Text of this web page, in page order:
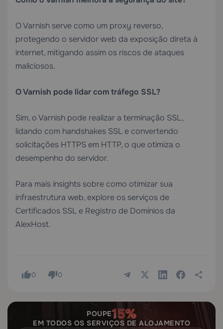
O Varnish serve como um proxy reverso,
protegendo o servidor web da exposição direta à
internet, mitigando assim os riscos de ataques
maliciosos.
O Varnish pode lidar com tráfego SSL?
Sim, o Varnish pode realizar a terminação SSL,
lidando com handshakes SSL e convertendo
solicitações HTTPS em HTTP, o que otimiza o
desempenho do servidor.
Para mais insights sobre como otimizar sua
infraestrutura web, explore os serviços de
Certificados SSL e Registro de Domínios da
AlexHost.
0 0
POUPE
EM TODOS OS SERVIÇOS DE ALOJAMENTO